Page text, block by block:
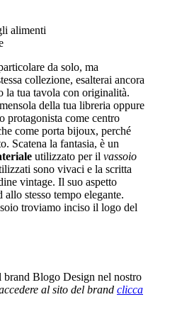
alimenti
da solo, ma
collezione, esalterai ancora
la tua tavola con originalità.
della tua libreria oppure
protagonista come centro
come porta bijoux, perché
Scatena la fantasia, è un
utilizzato per il vassoio
sono vivaci e la scritta
vintage. Il suo aspetto
stesso tempo elegante.
troviamo inciso il logo del
Blogo Design nel nostro
al sito del brand clicca